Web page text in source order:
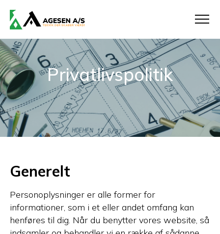
Privatlivspolitik
Generelt
Personoplysninger er alle former for
informationer, som i et eller andet omfang kan
henføres til dig. Når du benytter vores website, så